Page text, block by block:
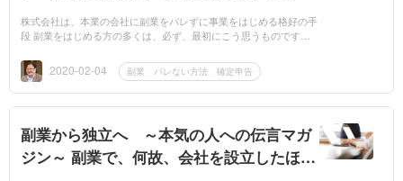
株式会社は、本業の会社に副業をバレずに事業をはじめる格好の手
段 副業をはじめる方の多くは、必ず、最初にこう思うものです。
立すればよい」...
2020-02-04 副業 バレない方法 確定申告
副業から独立へ ～本気の人への伝言マガ
ジン～ 副業で、何故、会社を設立したほう